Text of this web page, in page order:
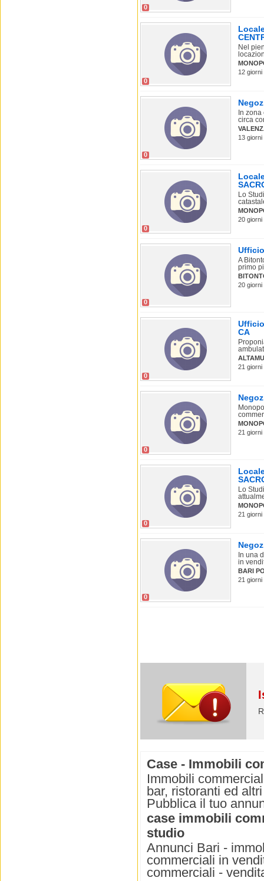
0
0
Nel
12
0
In
circa
13
0
Lo
20 giorni
0
A
primo
20 giorni
0
CA
21 giorni
0
21 giorni
0
Lo
21 giorni
0
In una
in
BARI
21 giorni
Case - Immobili
Immobili
bar, ristoranti ed
Pubblica il tuo
case immobili
studio
Annunci Bari -
commerciali in
commerciali -